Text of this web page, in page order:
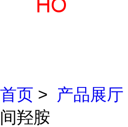
首页 > 产品展厅
间羟胺